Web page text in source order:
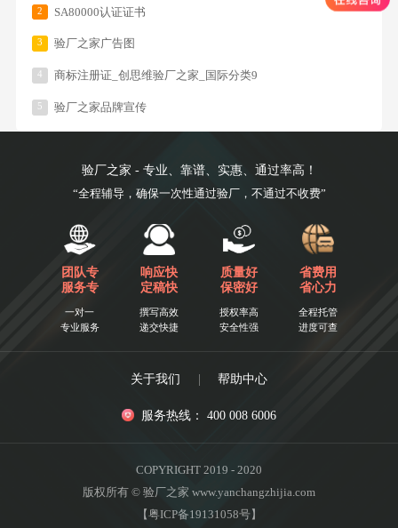
2 SA80000认证证书
3 验厂之家广告图
4 商标注册证_创思维验厂之家_国际分类9
5 验厂之家品牌宣传
验厂之家 - 专业、靠谱、实惠、通过率高！
“全程辅导，确保一次性通过验厂，不通过不收费”
团队专
服务专
一对一
专业服务
响应快
定稿快
撰写高效
递交快捷
质量好
保密好
授权率高
安全性强
省费用
省心力
全程托管
进度可查
关于我们 | 帮助中心
服务热线： 400 008 6006
COPYRIGHT 2019 - 2020
版权所有 © 验厂之家 www.yanchangzhijia.com
【粤ICP备19131058号】